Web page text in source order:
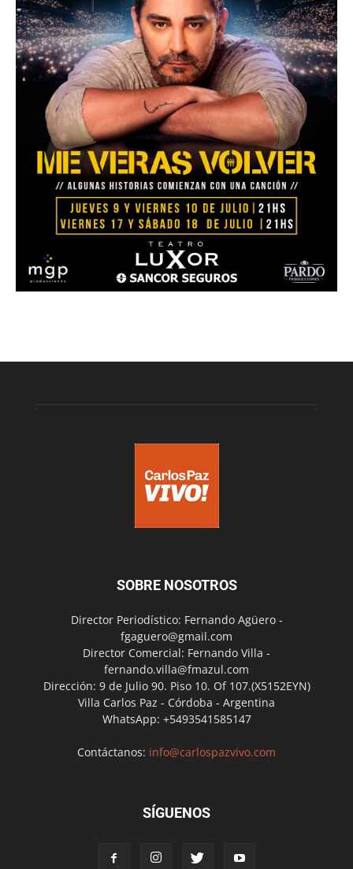
SOBRE NOSOTROS
Director Periodístico: Fernando Agüero -
fgaguero@gmail.com
Director Comercial: Fernando Villa -
fernando.villa@fmazul.com
Dirección: 9 de Julio 90. Piso 10. Of 107.(X5152EYN)
Villa Carlos Paz - Córdoba - Argentina
WhatsApp: +5493541585147
Contáctanos: info@carlospazvivo.com
SÍGUENOS